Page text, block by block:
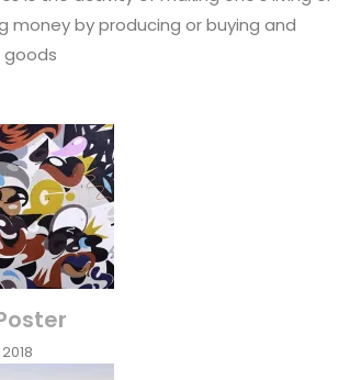
money by producing or buying and
goods